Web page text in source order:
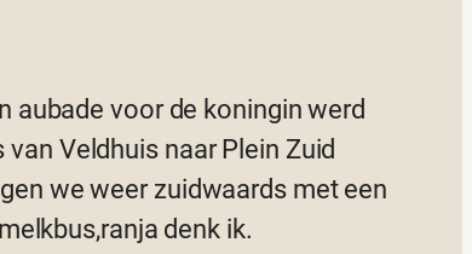
aubade voor de koningin werd
Veldhuis naar Plein Zuid
we weer zuidwaards met een
denk ik.